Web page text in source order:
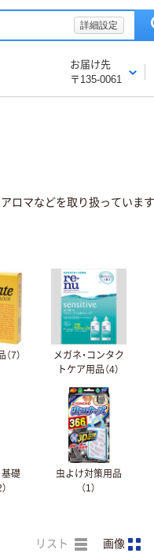
詳細設定
お届け先
〒135-0061
ロマなどを取り扱っていま
7）
メガネ・コンタク
トケア用品（4）
基礎
虫よけ対策用品
（1）
リスト 画像